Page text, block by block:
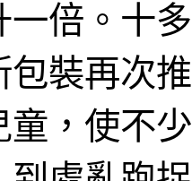
一倍 。十
包裝再次
童，使不